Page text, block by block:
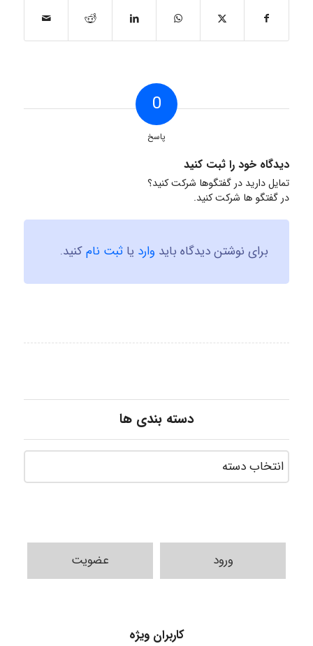
0
پاسخ
دیدگاه خود را ثبت کنید
تمایل دارید در گفتگوها شرکت کنید؟
در گفتگو ها شرکت کنید.
برای نوشتن دیدگاه باید وارد یا ثبت نامکنید.
دسته بندی ها
ورود عضویت
کاربران ویژه